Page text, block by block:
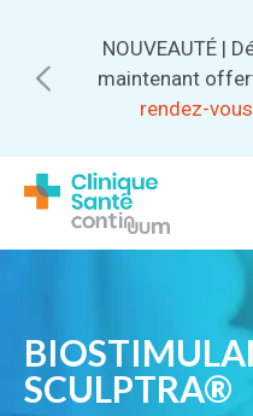
Abonnez-
NOUVEAUTÉ |
maintenant
rendez-
SCULPTRA®